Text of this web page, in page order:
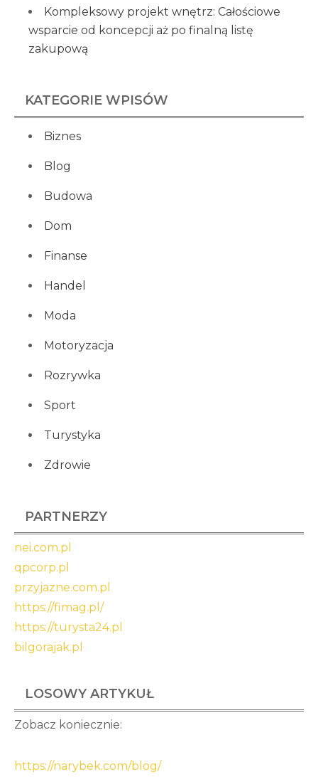
Kompleksowy projekt wnętrz: Całościowe
wsparcie od koncepcji aż po finalną listę
zakupową
KATEGORIE WPISÓW
Biznes
Blog
Budowa
Dom
Finanse
Handel
Moda
Motoryzacja
Rozrywka
Sport
Turystyka
Zdrowie
PARTNERZY
nei.com.pl
qpcorp.pl
przyjazne.com.pl
https://fimag.pl/
https://turysta24.pl
bilgorajak.pl
LOSOWY ARTYKUŁ
Zobacz koniecznie:
https://narybek.com/blog/